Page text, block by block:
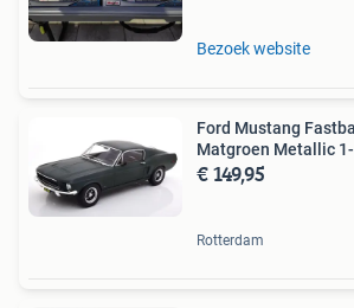
Bezoek website
Ford Mustang
Matgroen Metallic
€ 149,95
Rotterdam